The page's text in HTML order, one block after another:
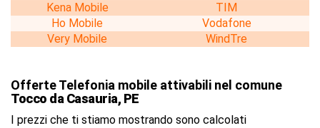
Kena Mobile
TIM
Ho Mobile
Vodafone
Very Mobile
WindTre
Offerte Telefonia mobile attivabili nel comune
Tocco da Casauria, PE
I prezzi che ti stiamo mostrando sono calcolati